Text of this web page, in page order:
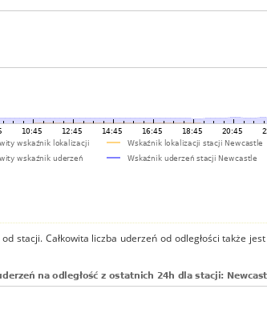
stacji. Całkowita liczba uderzeń od odległości także jest